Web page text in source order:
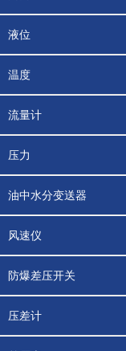
液位
温度
流量计
压力
油中水分变送器
风速仪
防爆差压开关
压差计